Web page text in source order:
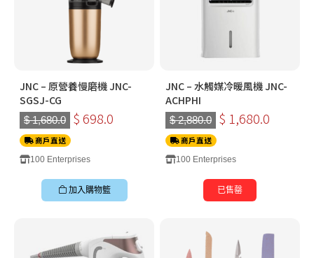
JNC – 原營養慢磨機 JNC-
SGSJ-CG
$ 1,680.0 $ 698.0
商戶直送
100 Enterprises
加入購物籃
JNC – 水觸媒冷暖風機 JNC-
ACHPHI
$ 2,880.0 $ 1,680.0
商戶直送
100 Enterprises
已售罄